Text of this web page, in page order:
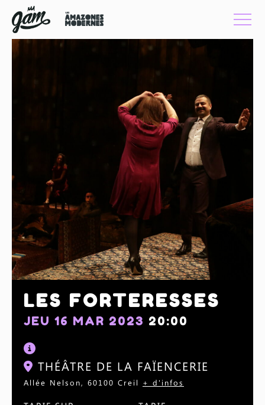
LES FORTERESSES
JEU 16 MAR 2023 20:00
THÉÂTRE DE LA FAÏENCERIE
Allée Nelson, 60100 Creil + d'infos